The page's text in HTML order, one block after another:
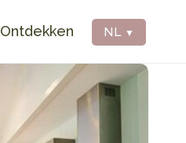
Ontdekken NL ▼